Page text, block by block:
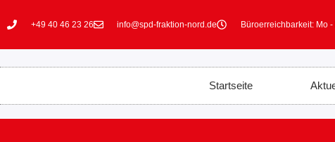
+49 40 46 23 26 info@spd-fraktion-nord.de Büroerreichbarkeit: Mo
Startseite